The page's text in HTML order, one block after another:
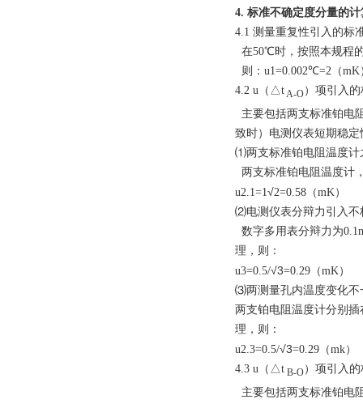
4. 标准不确定度分量的计
4.1 测量重复性引入的标
在50℃时，按照本规程
则：u1=0.002℃=2（mK
4.2 u（△tA-O）项引入
主要包括两支标准铂电
致时）电测仪表短期稳
⑴两支标准铂电阻温度计
两支标准铂电阻温度计
u2.1=1 √2=0.58（mK）
⑵电测仪表分辩力引入不
数字多用表分辩力为
理，则：
u3=0.5/√3=0.29（mK）
⑶两测量孔内温度变化不
两支铂电阻温度计分别
理，则：
u2.3=0.5/√3=0.29（mk）
4.3 u（ △t B-O）项引入
主要包括两支标准铂电